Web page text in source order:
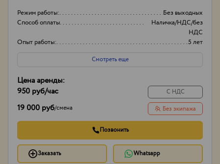
Режим работы:
Без выходных
Способ оплаты
Наличка/НДС/без
НДС
Опыт работы:
5 лет
Объем
20-30
Смотреть еще
Цена аренды:
950 руб/час
19 000 руб/смена
С НДС
Без экипажа
Позвонить
Заказать Whatsapp